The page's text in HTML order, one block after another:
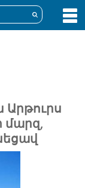
Արթուրս
մարզ,